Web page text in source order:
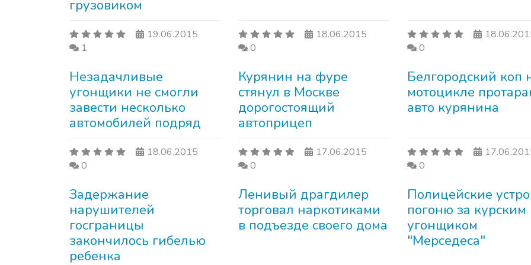
грузовиком
19.06.2015
1
18.06.2015
0
0
Незадачливые
угонщики не смогли
завести несколько
автомобилей подряд
18.06.2015
0
Курянин на фуре
стянул в Москве
дорогостоящий
автоприцеп
17.06.2015
0
Белгородский коп
мотоцикле
авто курянина
0
Задержание
нарушителей
госграницы
закончилось гибелью
ребенка
Ленивый драгдилер
торговал наркотиками
в подъезде своего дома
Полицейские
погоню за курским
угонщиком
"Мерседеса"